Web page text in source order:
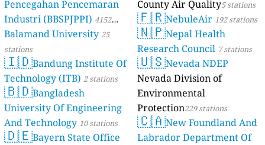
Pencegahan Pencemaran
Industri (BBSPJPPI) 4152
stations
Balamand University25
stations
🇮🇩Bandung Institute Of
Technology (ITB) 2 stations
🇧🇩Bangladesh
University Of Engineering
And Technology 10 stations
🇩🇪Bayern State Office
County Air Quality5 stations
🇫🇷NebuleAir 192 stations
🇳🇵Nepal Health
Research Council 7 stations
🇺🇸Nevada NDEP
Nevada Division of
Environmental
Protection229 stations
🇨🇦New Foundland And
Labrador Department Of